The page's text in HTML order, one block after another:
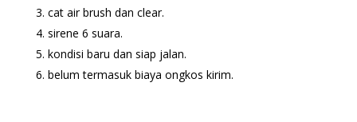
cat air brush dan clear.
sirene 6 suara.
kondisi baru dan siap jalan.
belum termasuk biaya ongkos kirim.